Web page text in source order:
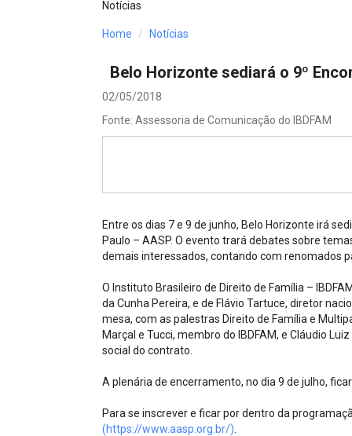
Processos - IBDFAM
Alienação Parental
IBDFAM Educacional
Notícias
Home Notícias
Belo Horizonte sediará o 9º
02/05/2018
Fonte: Assessoria de Comunicação do IBDFAM
Entre os dias 7 e 9 de junho, Belo Horizonte irá
Paulo – AASP. O evento trará debates sobre
demais interessados, contando com renomados
O Instituto Brasileiro de Direito de Família –
da Cunha Pereira, e de Flávio Tartuce, diretor
mesa, com as palestras Direito de Família e
Marçal e Tucci, membro do IBDFAM, e Cláudio
social do contrato.
A plenária de encerramento, no dia 9 de julho,
Para se inscrever e ficar por dentro da
(https://www.aasp.org.br/)